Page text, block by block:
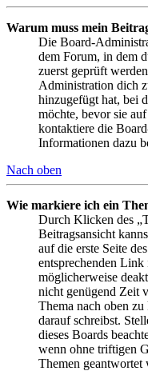
Warum muss mein
Die Board-
dem Forum, in dem
zuerst geprüft
Administration dich
hinzugefügt hat, bei
möchte, bevor sie
kontaktiere die
Informationen dazu
Nach oben
Wie markiere ich ein
Durch Klicken des
Beitragsansicht
auf die erste Seite
entsprechenden
möglicherweise
nicht genügend Zeit
Thema nach oben
darauf schreibst.
dieses Boards
wenn ohne triftigen
Themen geantwortet